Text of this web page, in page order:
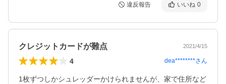
違反報告 いいね 0
クレジットカードが難点 2021/4/15
4 dea********さん
1枚ずつしかシュレッダーかけられませんが、家で住所など